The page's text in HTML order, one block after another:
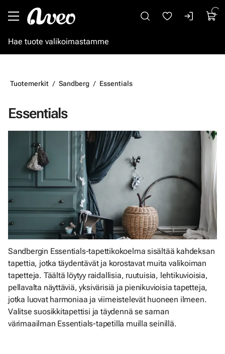
Tuotemerkit Sandberg Essentials
Essentials
Sandbergin Essentials-tapettikokoelma sisältää kahdeksan
tapettia, jotka täydentävät ja korostavat muita valikoiman
tapetteja. Täältä löytyy raidallisia, ruutuisia, lehtikuvioisia,
pellavalta näyttäviä, yksivärisiä ja pienikuvioisia tapetteja,
jotka luovat harmoniaa ja viimeistelevät huoneen ilmeen.
Valitse suosikkitapettisi ja täydennä se saman
värimaailman Essentials-tapetilla muilla seinillä.